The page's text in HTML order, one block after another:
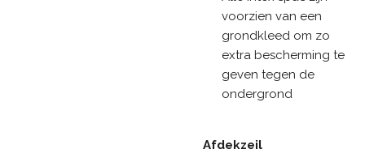
voorzien van een
grondkleed om zo
extra bescherming te
geven tegen de
ondergrond
Afdekzeil